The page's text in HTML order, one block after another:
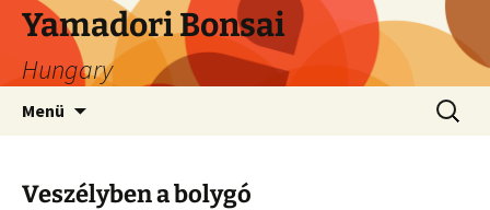
Ugrás
tartalomhoz
Yamadori Bonsai
Hungary
Menü
Veszélyben a bolygó